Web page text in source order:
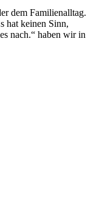
dem Familienalltag.
hat keinen Sinn,
nach.“ haben wir in